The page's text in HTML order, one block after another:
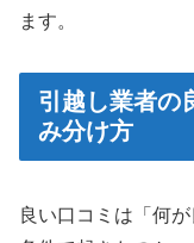
ます。
引越し業者の
み分け方
良い口コミは「何